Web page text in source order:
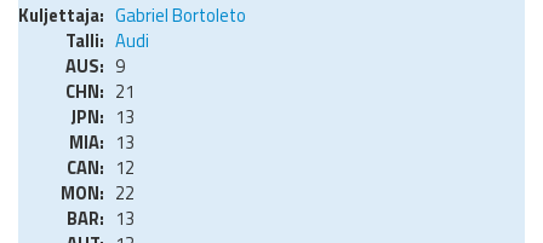
Gabriel Bortoleto
Audi
9
21
13
13
12
22
13